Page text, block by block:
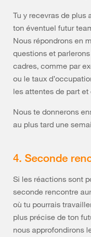
Tu y recevras de plus
ton éventuel futur
Nous répondrons en
questions et
cadres, comme par
ou le taux
les attentes de part et
Nous te donnerons
au plus tard une
4. Seconde
Si les réactions sont
seconde rencontre
où tu pourrais
plus précise de ton
nous approfondirons